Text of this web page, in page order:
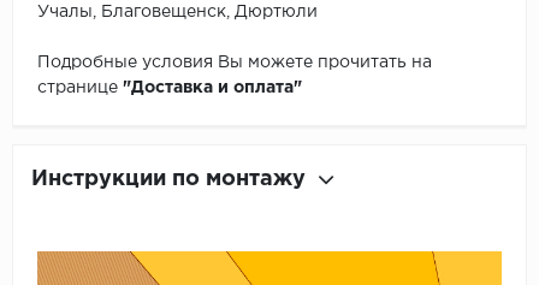
Учалы, Благовещенск, Дюртюли
Подробные условия Вы можете прочитать на
странице "Доставка и оплата"
Инструкции по монтажу